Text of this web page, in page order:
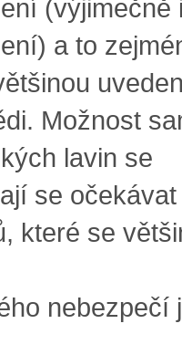
(výjimečně
a to
Možnost
lavin se
se
které se
nebezpečí